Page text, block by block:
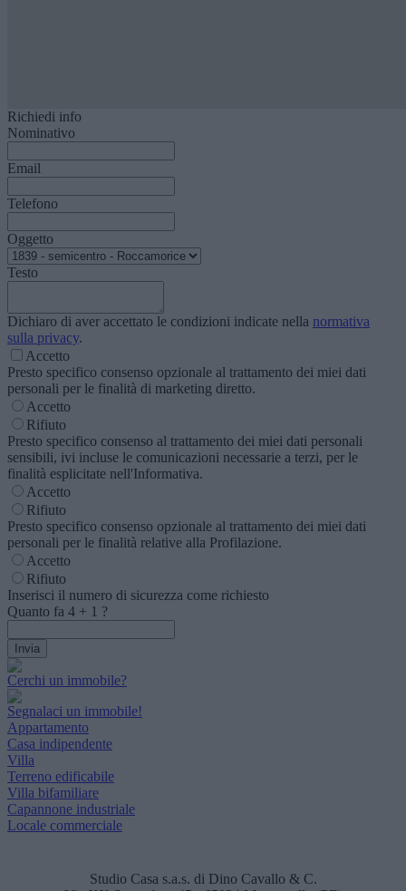
Richiedi info
Nominativo
Email
Telefono
Oggetto
Testo
Dichiaro di aver accettato le condizioni indicate nella normativa
sulla privacy.
Accetto
Presto specifico consenso opzionale al trattamento dei miei dati
personali per le finalità di marketing diretto.
Accetto
Rifiuto
Presto specifico consenso al trattamento dei miei dati personali
sensibili, ivi incluse le comunicazioni necessarie a terzi, per le
finalità esplicitate nell'Informativa.
Accetto
Rifiuto
Presto specifico consenso opzionale al trattamento dei miei dati
personali per le finalità relative alla Profilazione.
Accetto
Rifiuto
Inserisci il numero di sicurezza come richiesto
Quanto fa 4 + 1 ?
Cerchi un immobile?
Segnalaci un immobile!
Appartamento
Casa indipendente
Villa
Terreno edificabile
Villa bifamiliare
Capannone industriale
Locale commerciale
Studio Casa s.a.s. di Dino Cavallo & C.